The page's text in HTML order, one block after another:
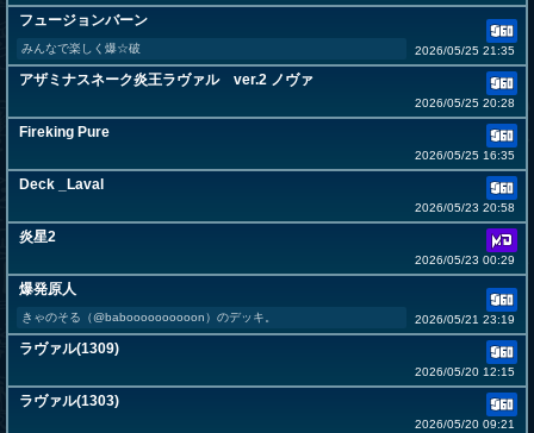
フュージョンバーン
みんなで楽しく爆☆破 2026/05/25 21:35
アザミナスネーク炎王ラヴァル ver.2 ノヴァ
2026/05/25 20:28
Fireking Pure
2026/05/25 16:35
Deck _Laval
2026/05/23 20:58
炎星2
2026/05/23 00:29
爆発原人
きゃのそる（@baboooooooooon）のデッキ。 2026/05/21 23:19
ラヴァル(1309)
2026/05/20 12:15
ラヴァル(1303)
2026/05/20 09:21